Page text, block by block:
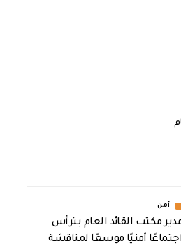
أمن
مكتب القائد العام يترأس
اجتماعًا أمنيًا موسعًا لمناقشة